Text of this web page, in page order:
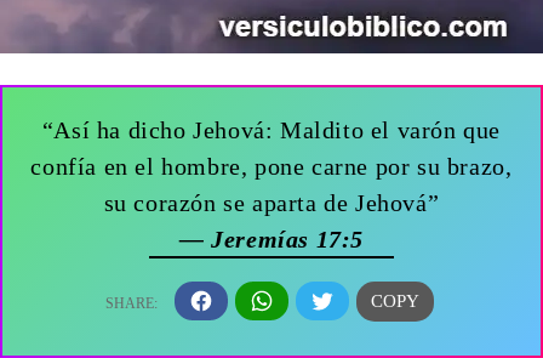
“Así ha dicho Jehová: Maldito el varón que
confía en el hombre, pone carne por su brazo,
su corazón se aparta de Jehová”
— Jeremías 17:5